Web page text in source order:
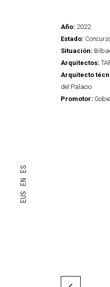
EUS
EN
ES
Año: 2022
Estado:
Situación:
Arquitectos:
Arquitecto
del Palacio
Promotor: